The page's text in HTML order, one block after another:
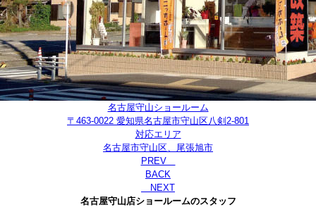
名古屋守山ショールーム
〒463-0022 愛知県名古屋市守山区八剣2-801
対応エリア
名古屋市守山区、尾張旭市
PREV
BACK
NEXT
名古屋守山店ショールームのスタッフ